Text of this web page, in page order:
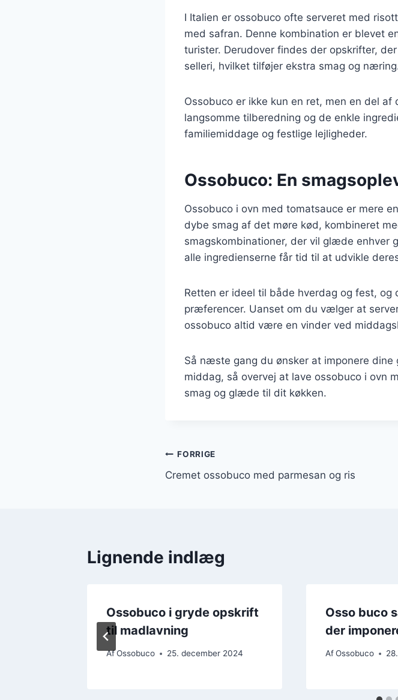
I Italien er ossobuco ofte serveret med
med safran. Denne kombination er blevet
turister. Derudover findes der opskrifter,
selleri, hvilket tilføjer ekstra smag og
Ossobuco er ikke kun en ret, men en del
langsomme tilberedning og de enkle
familiemiddage og festlige lejligheder.
Ossobuco: En
Ossobuco i ovn med tomatsauce er mere
dybe smag af det møre kød, kombineret
smagskombinationer, der vil glæde enhver
alle ingredienserne får tid til at udvikle
Retten er ideel til både hverdag og fest,
præferencer. Uanset om du vælger at
ossobuco altid være en vinder ved
Så næste gang du ønsker at imponere
middag, så overvej at lave ossobuco i ovn
smag og glæde til dit køkken.
Indlægsnavigation
FORRIGE
Cremet ossobuco med parmesan og ris
Lignende indlæg
Ossobuco i gryde opskrift
til madlavning
AfOssobuco 25. december 2024
Osso buco
der
Af Ossobuco